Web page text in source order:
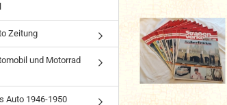
Zeitung
und Motorrad
Auto 1946-1950